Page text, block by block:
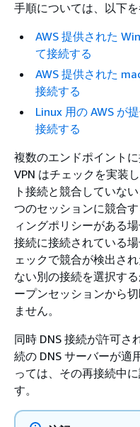
手順については、以下を
AWS 提供された
て接続する
AWS 提供された
接続する
Linux 用の AWS が
接続する
複数のエンドポイント
VPN はチェックを実装
ト接続と競合していな
つのセッションに競合
ィングポリシーがある
接続に接続されている
ェックで競合が検出さ
ない別の接続を選択す
ープンセッションから
ません。
同時 DNS 接続が許可さ
続の DNS サーバーが適
っては、その再接続中
す。